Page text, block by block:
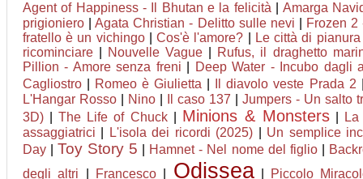
Agent of Happiness - Il Bhutan e la felicità
Amarga
prigioniero |Agata Christian - Delitto sulle nevi
Frozen 2
fratello è un vichingo|Cos'è l'amore? Le città di pianura
ricominciare
Nouvelle Vague
Rufus, il draghetto
Pillion - Amore senza freni
Deep Water - Incubo dagli
Cagliostro
Romeo è Giulietta Il diavolo veste Prada 2
L'Hangar Rosso
Nino Il caso 137
Jumpers - Un salto
3D) |The Life of Chuck| Minions & Monsters|
assaggiatrici
L'isola dei ricordi (2025)
Un semplice
Day |Toy Story 5 Hamnet - Nel nome del figlio|
degli altri
Francesco| Odissea| Piccolo